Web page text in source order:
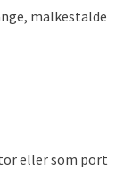
malkestalde
eller som port